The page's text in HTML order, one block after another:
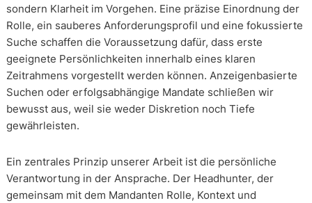
sondern Klarheit im Vorgehen. Eine präzise Einordnung der
Rolle, ein sauberes Anforderungsprofil und eine fokussierte
Suche schaffen die Voraussetzung dafür, dass erste
geeignete Persönlichkeiten innerhalb eines klaren
Zeitrahmens vorgestellt werden können. Anzeigenbasierte
Suchen oder erfolgsabhängige Mandate schließen wir
bewusst aus, weil sie weder Diskretion noch Tiefe
gewährleisten.
Ein zentrales Prinzip unserer Arbeit ist die persönliche
Verantwortung in der Ansprache. Der Headhunter, der
gemeinsam mit dem Mandanten Rolle, Kontext und